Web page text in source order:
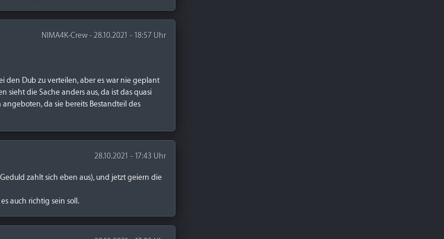
NIMA4K-Crew - 28.10.2021 - 18:57 Uhr
den Dub zu verteilen, aber es war nie geplant
die Sache anders aus, da ist das quasi
da sie bereits Bestandteil des
28.10.2021 - 17:43 Uhr
zahlt sich eben aus), und jetzt geiern die
auch richtig sein soll.